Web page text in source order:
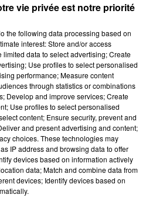
DE CHOOZ
que la centrale
est à l'arrêt. Une situation
vie privée est notre priorité
the following data processing based on
interest: Store and/or access
data to select advertising; Create
Use profiles to select personalised
performance; Measure content
through statistics or combinations
Develop and improve services; Create
Use profiles to select personalised
content; Ensure security, prevent and
and present advertising and content;
choices. These technologies may
IP address and browsing data to offer
devices based on information actively
data; Match and combine data from
devices; Identify devices based on